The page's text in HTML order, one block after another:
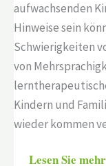
aufwachsenden
Hinweise sein
Schwierigkeiten
von
Kindern und
wieder kommen
Lesen Sie